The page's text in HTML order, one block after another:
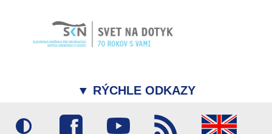
▼ RÝCHLE ODKAZY